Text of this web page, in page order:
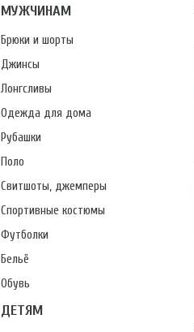
МУЖЧИНАМ
Брюки и шорты
Джинсы
Лонгсливы
Одежда для дома
Рубашки
Поло
Свитшоты, джемперы
Спортивные костюмы
Футболки
Бельё
Обувь
ДЕТЯМ